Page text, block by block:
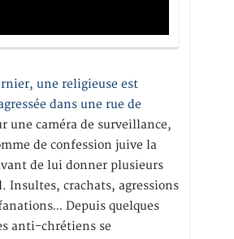
une religieuse est
dans une rue de
une caméra de surveillance,
de confession juive la
de lui donner plusieurs
Insultes, crachats, agressions
Depuis quelques
anti-chrétiens se